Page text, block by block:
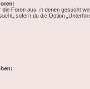
die Foren aus, in denen gesucht
sofern du die Option